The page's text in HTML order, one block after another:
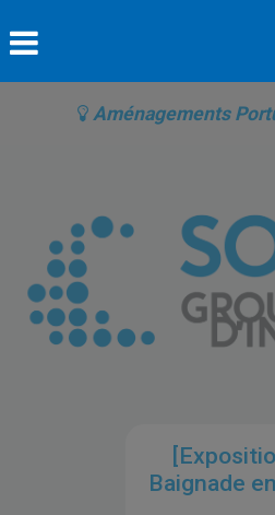
Aménagements
Baignade